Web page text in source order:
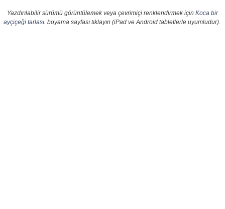
Yazdırılabilir sürümü görüntülemek veya çevrimiçi renklendirmek için Koca bir
ayçiçeği tarlası. boyama sayfası tıklayın (iPad ve Android tabletlerle uyumludur).